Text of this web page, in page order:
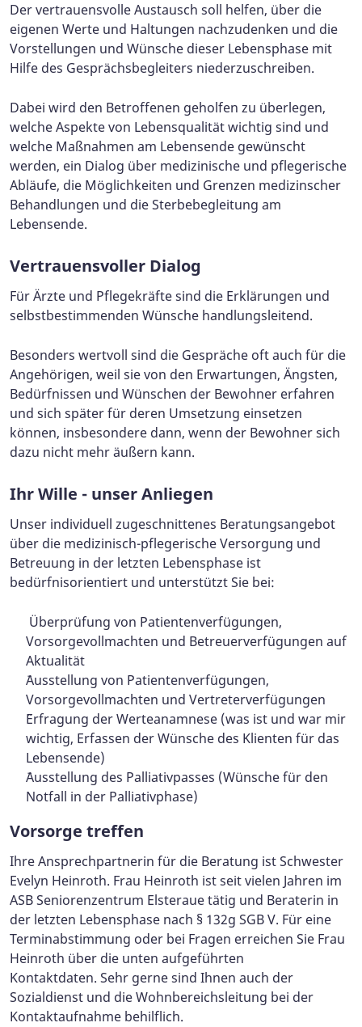
Der vertrauensvolle Austausch soll helfen, über die
eigenen Werte und Haltungen nachzudenken und die
Vorstellungen und Wünsche dieser Lebensphase mit
Hilfe des Gesprächsbegleiters niederzuschreiben.
Dabei wird den Betroffenen geholfen zu überlegen,
welche Aspekte von Lebensqualität wichtig sind und
welche Maßnahmen am Lebensende gewünscht
werden, ein Dialog über medizinische und pflegerische
Abläufe, die Möglichkeiten und Grenzen medizinscher
Behandlungen und die Sterbebegleitung am
Lebensende.
Vertrauensvoller Dialog
Für Ärzte und Pflegekräfte sind die Erklärungen und
selbstbestimmenden Wünsche handlungsleitend.
Besonders wertvoll sind die Gespräche oft auch für die
Angehörigen, weil sie von den Erwartungen, Ängsten,
Bedürfnissen und Wünschen der Bewohner erfahren
und sich später für deren Umsetzung einsetzen
können, insbesondere dann, wenn der Bewohner sich
dazu nicht mehr äußern kann.
Ihr Wille - unser Anliegen
Unser individuell zugeschnittenes Beratungsangebot
über die medizinisch-pflegerische Versorgung und
Betreuung in der letzten Lebensphase ist
bedürfnisorientiert und unterstützt Sie bei:
Überprüfung von Patientenverfügungen,
Vorsorgevollmachten und Betreuerverfügungen auf
Aktualität
¨Ausstellung von Patientenverfügungen,
Vorsorgevollmachten und Vertreterverfügungen
¨Erfragung der Werteanamnese (was ist und war mir
wichtig, Erfassen der Wünsche des Klienten für das
Lebensende)
¨Ausstellung des Palliativpasses (Wünsche für den
Notfall in der Palliativphase)
Vorsorge treffen
Ihre Ansprechpartnerin für die Beratung ist Schwester
Evelyn Heinroth. Frau Heinroth ist seit vielen Jahren im
ASB Seniorenzentrum Elsteraue tätig und Beraterin in
der letzten Lebensphase nach § 132g SGB V. Für eine
Terminabstimmung oder bei Fragen erreichen Sie Frau
Heinroth über die unten aufgeführten
Kontaktdaten. Sehr gerne sind Ihnen auch der
Sozialdienst und die Wohnbereichsleitung bei der
Kontaktaufnahme behilflich.